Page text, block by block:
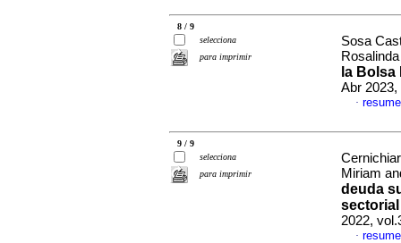
8 / 9
selecciona
para imprimir
Sosa
la Bolsa
Abr 2023,
·
9 / 9
selecciona
para imprimir
Miriam
deuda
sectorial
2022,
·